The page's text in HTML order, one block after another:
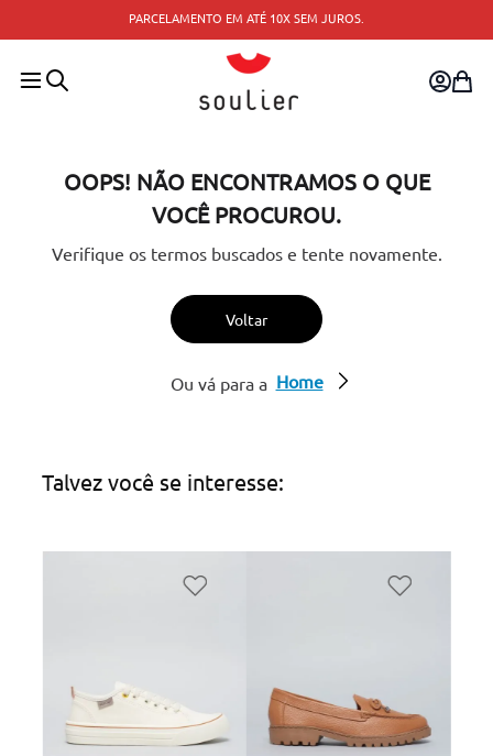
PARCELAMENTO EM ATÉ 10X SEM JUROS.
OOPS! NÃO ENCONTRAMOS O QUE
VOCÊ PROCUROU.
Verifique os termos buscados e tente novamente.
Voltar
Ou vá para a Home
Talvez você se interesse: